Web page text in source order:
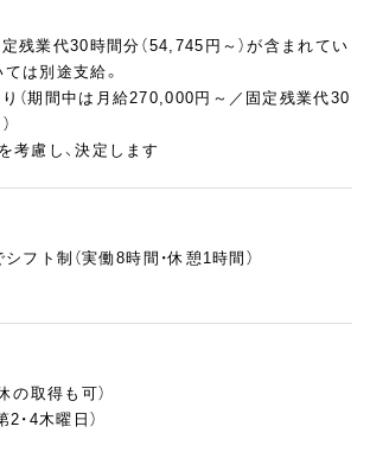
術指導・育成
理などの現場マネジメント業務
ブランドで経験を積んだシェフのもと、右腕
ただくポジションです。
をはじめとするハイスペックな機器を備えた
案にも積極的に関われるため、自分のアイデ
マネジメントも含めてステップアップを目
ながら、一緒により良いお店をつくってい
ます。
残業代30時間分（54,745円～）が含まれてい
は別途支給。
（期間中は月給270,000円～／固定残業代30
考慮し、決定します
フト制（実働8時間・休憩1時間）
の取得も可）
・4木曜日）